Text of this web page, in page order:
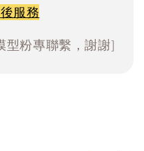
服務
型粉專聯繫，謝謝]